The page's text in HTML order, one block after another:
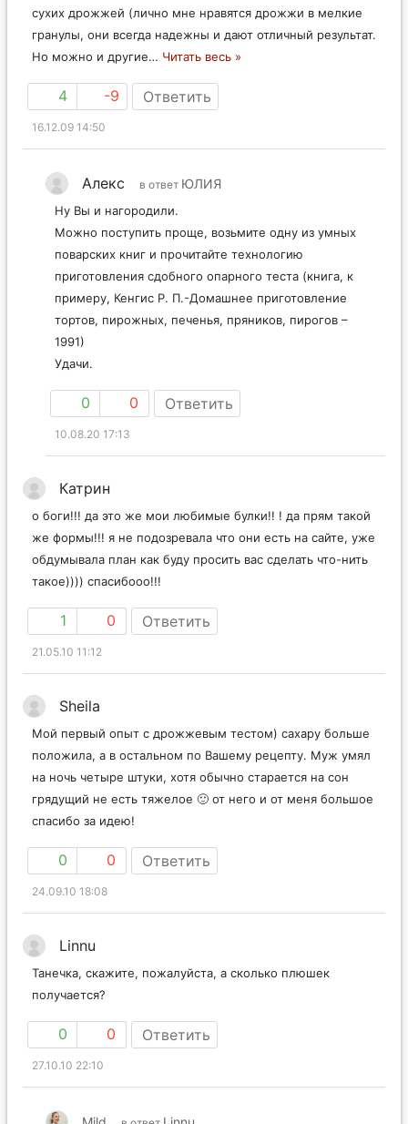
сухих дрожжей (лично мне нравятся дрожжи в мелкие
гранулы, они всегда надежны и дают отличный результат.
Но можно и другие… Читать весь »
4 -9 Ответить
16.12.09 14:50
Алекс в ответ ЮЛИЯ
Ну Вы и нагородили.
Можно поступить проще, возьмите одну из умных
поварских книг и прочитайте технологию
приготовления сдобного опарного теста (книга, к
примеру, Кенгис Р. П.-Домашнее приготовление
тортов, пирожных, печенья, пряников, пирогов –
1991)
Удачи.
0 0 Ответить
10.08.20 17:13
Катрин
о боги!!! да это же мои любимые булки!! ! да прям такой
же формы!!! я не подозревала что они есть на сайте, уже
обдумывала план как буду просить вас сделать что-нить
такое)))) спасибооо!!!
1 0 Ответить
21.05.10 11:12
Sheila
Мой первый опыт с дрожжевым тестом) сахару больше
положила, а в остальном по Вашему рецепту. Муж умял
на ночь четыре штуки, хотя обычно старается на сон
грядущий не есть тяжелое 🙂 от него и от меня большое
спасибо за идею!
0 0 Ответить
24.09.10 18:08
Linnu
Танечка, скажите, пожалуйста, а сколько плюшек
получается?
0 0 Ответить
27.10.10 22:10